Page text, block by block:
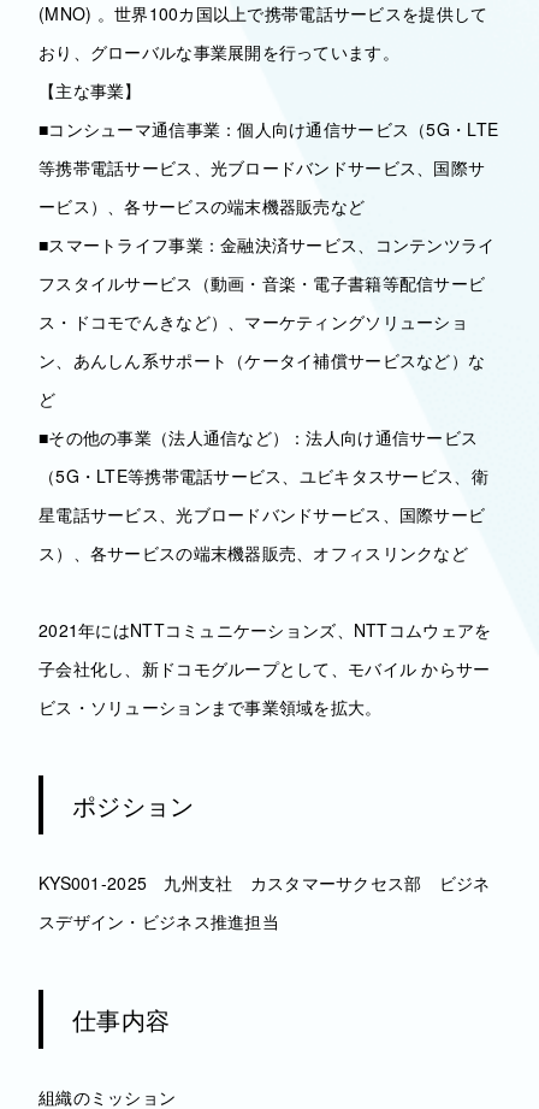
(MNO) 。世界100カ国以上で携帯電話サービスを提供して
おり、グローバルな事業展開を行っています。
【主な事業】
■コンシューマ通信事業：個人向け通信サービス（5G・LTE
等携帯電話サービス、光ブロードバンドサービス、国際サ
ービス）、各サービスの端末機器販売など
■スマートライフ事業：金融決済サービス、コンテンツライ
フスタイルサービス（動画・音楽・電子書籍等配信サービ
ス・ドコモでんきなど）、マーケティングソリューショ
ン、あんしん系サポート（ケータイ補償サービスなど）な
ど
■その他の事業（法人通信など）：法人向け通信サービス
（5G・LTE等携帯電話サービス、ユビキタスサービス、衛
星電話サービス、光ブロードバンドサービス、国際サービ
ス）、各サービスの端末機器販売、オフィスリンクなど
2021年にはNTTコミュニケーションズ、NTTコムウェアを
子会社化し、新ドコモグループとして、モバイル からサー
ビス・ソリューションまで事業領域を拡大。
ポジション
KYS001-2025 九州支社 カスタマーサクセス部 ビジネ
スデザイン・ビジネス推進担当
仕事内容
組織のミッション